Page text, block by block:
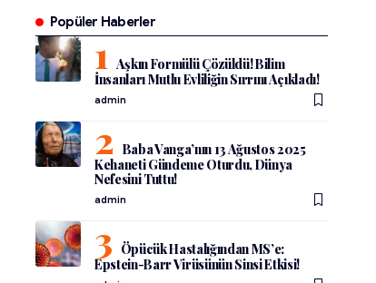
Popüler Haberler
Aşkın Formülü Çözüldü! Bilim
İnsanları Mutlu Evliliğin Sırrını Açıkladı!
admin
Baba Vanga’nın 13 Ağustos 2025
Kehaneti Gündeme Oturdu, Dünya
Nefesini Tuttu!
admin
Öpücük Hastalığından MS’e:
Epstein-Barr Virüsünün Sinsi Etkisi!